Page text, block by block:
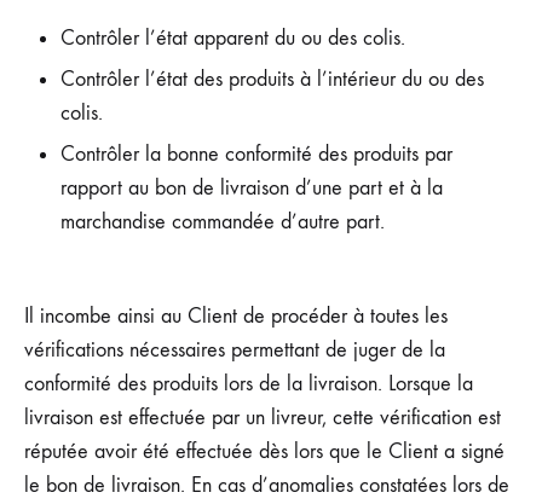
Contrôler l’état apparent du ou des colis.
Contrôler l’état des produits à l’intérieur du ou des
colis.
Contrôler la bonne conformité des produits par
rapport au bon de livraison d’une part et à la
marchandise commandée d’autre part.
Il incombe ainsi au Client de procéder à toutes les
vérifications nécessaires permettant de juger de la
conformité des produits lors de la livraison. Lorsque la
livraison est effectuée par un livreur, cette vérification est
réputée avoir été effectuée dès lors que le Client a signé
le bon de livraison. En cas d’anomalies constatées lors de